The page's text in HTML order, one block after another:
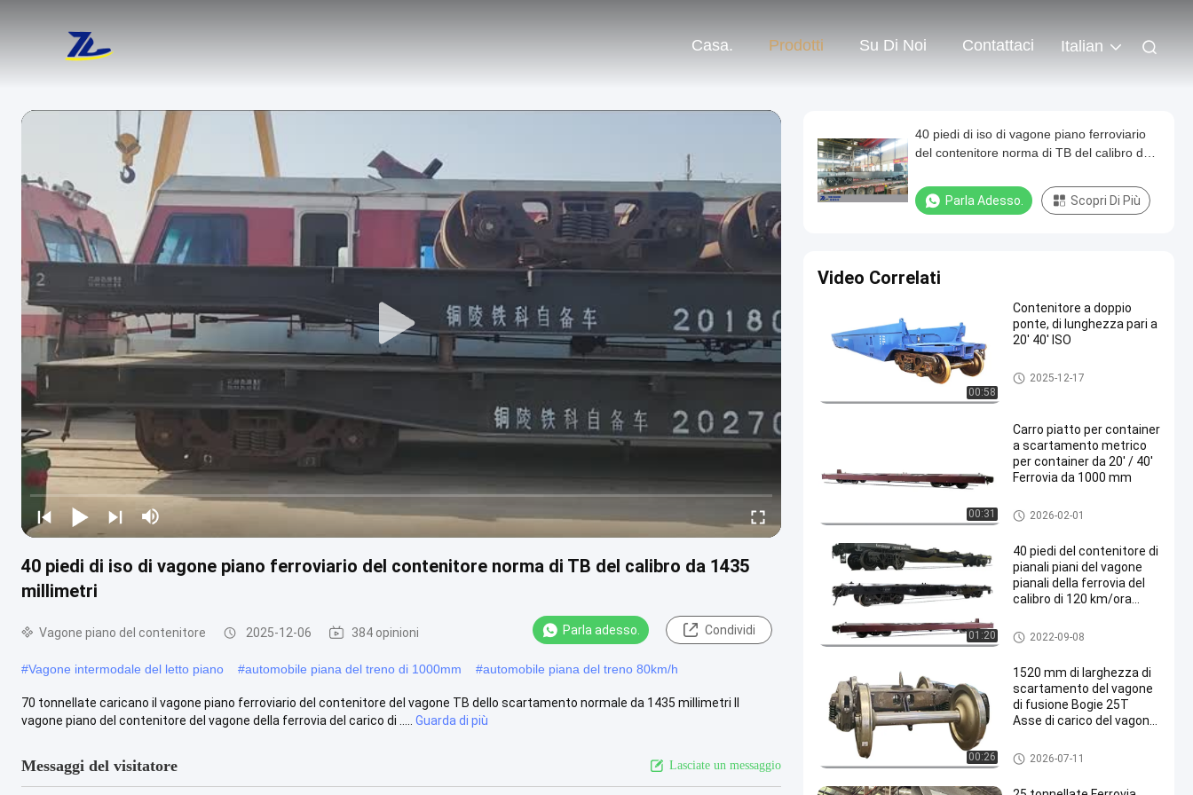
Casa. Prodotti Su Di Noi Contattaci Italian
40 piedi di iso di vagone piano ferroviario del contenitore norma di TB del calibro da 1435
millimetri
Vagone piano del contenitore 2025-12-06 384 opinioni Parla adesso. Condividi
#Vagone intermodale del letto piano #automobile piana del treno di 1000mm #automobile piana del treno 80km/h
70 tonnellate caricano il vagone piano ferroviario del contenitore del vagone TB dello scartamento normale da 1435 millimetri Il
vagone piano del contenitore del vagone della ferrovia del carico di .....
Guarda di più
Messaggi del visitatore Lasciate un messaggio
40 piedi di iso di vagone piano ferroviario
del contenitore norma di TB del calibro da
Parla Adesso. Scopri Di Più
Video Correlati
00:58
Contenitore a doppio
ponte, di lunghezza pari a
20' 40' ISO
Vagone piano del contenitore
2025-12-17
00:31
Carro piatto per container
a scartamento metrico
per container da 20' / 40'
Ferrovia da 1000 mm
Vagone piano del contenitore
2026-02-01
01:20
40 piedi del contenitore di
pianali piani del vagone
pianali della ferrovia del
calibro di 120 km/ora
Vagone piano del contenitore
2022-09-08
00:26
1520 mm di larghezza di
scartamento del vagone
di fusione Bogie 25T
Asse di carico del vagone
Carrello ferroviario del vagone
ferroviario
2026-07-11